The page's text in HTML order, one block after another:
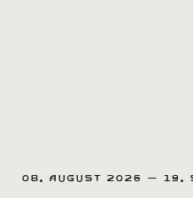
08. August 2026 – 19.